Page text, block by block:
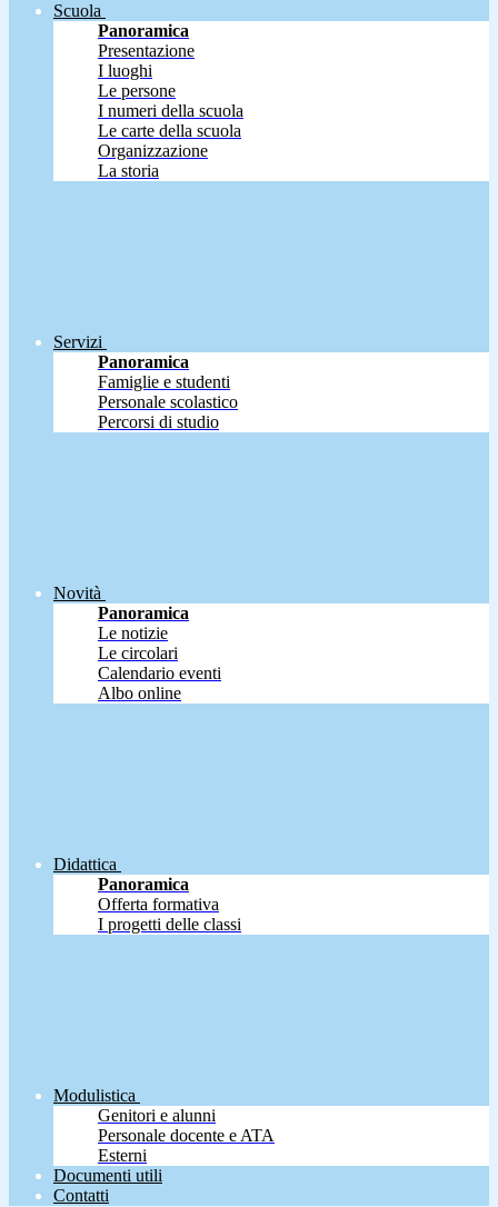
Scuola
Panoramica
Presentazione
I luoghi
Le persone
I numeri della scuola
Le carte della scuola
Organizzazione
La storia
Servizi
Panoramica
Famiglie e studenti
Personale scolastico
Percorsi di studio
Novità
Panoramica
Le notizie
Le circolari
Calendario eventi
Albo online
Didattica
Panoramica
Offerta formativa
I progetti delle classi
Modulistica
Genitori e alunni
Personale docente e ATA
Esterni
Documenti utili
Contatti